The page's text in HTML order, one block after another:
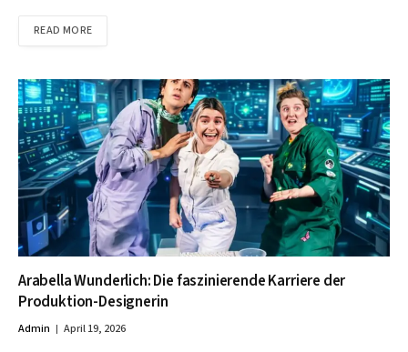
READ MORE
Arabella Wunderlich: Die faszinierende Karriere der
Produktion-Designerin
Admin April 19, 2026